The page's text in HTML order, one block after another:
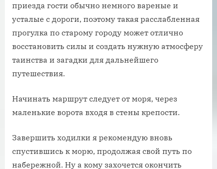
приезда гости обычно немного вареные и
усталые с дороги, поэтому такая расслабленная
прогулка по старому городу может отлично
восстановить силы и создать нужную атмосферу
таинства и загадки для дальнейшего
путешествия.
Начинать маршрут следует от моря, через
маленькие ворота входя в стены крепости.
Завершить ходилки я рекомендую вновь
спустившись к морю, продолжая свой путь по
набережной. Ну а кому захочется окончить